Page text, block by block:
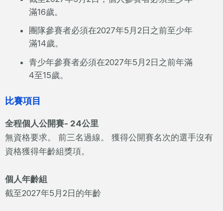
滿16歲。
團隊參賽者必須在2027年5月2日之前至少年
滿14歲。
青少年參賽者必須在2027年5月2日之前年滿
4至15歲。
比賽項目
全程個人公開賽- 24公里
無資格要求。 前三名過線。 獲得公開賽名次的選手沒有
資格獲得年齡組獎項。
個人年齡組
截至2027年5月2日的年齡